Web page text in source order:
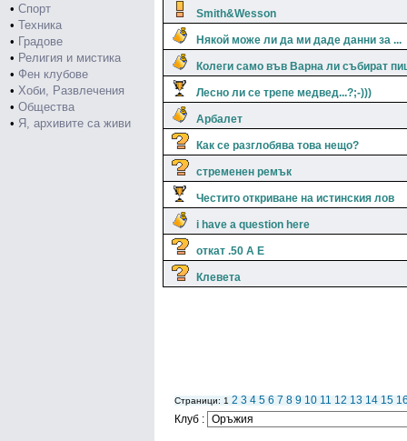
• Спорт
• Техника
• Градове
• Религия и мистика
• Фен клубове
• Хоби, Развлечения
• Общества
• Я, архивите са живи
Smith&Wesson
Някой може ли да ми даде данни за ...
Колеги само във Варна ли събират
Лесно ли се трепе медвед...?;-)))
Арбалет
Как се разглобява това нещо?
стременен ремък
Честито откриване на истинския лов
i have a question here
откат .50 A E
Клевета
Страници: 1 2 3 4 5 6 7 8 9 10 11 12 13 14 15
Клуб :